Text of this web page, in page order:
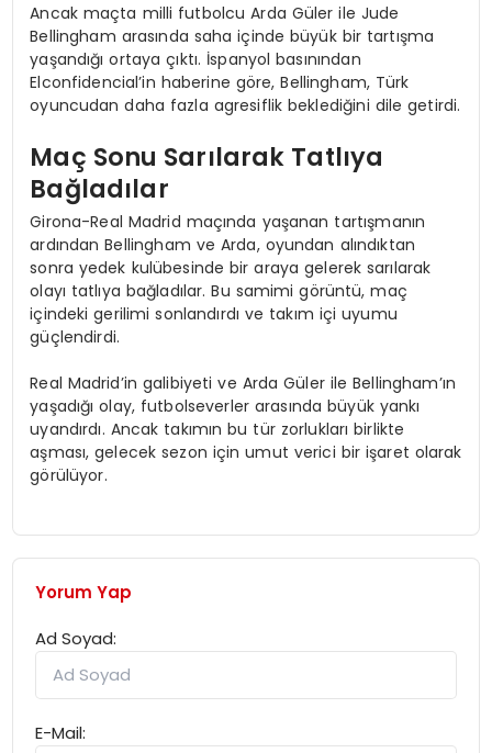
Ancak maçta milli futbolcu Arda Güler ile Jude
Bellingham arasında saha içinde büyük bir tartışma
yaşandığı ortaya çıktı. İspanyol basınından
Elconfidencial’in haberine göre, Bellingham, Türk
oyuncudan daha fazla agresiflik beklediğini dile getirdi.
Maç Sonu Sarılarak Tatlıya
Bağladılar
Girona-Real Madrid maçında yaşanan tartışmanın
ardından Bellingham ve Arda, oyundan alındıktan
sonra yedek kulübesinde bir araya gelerek sarılarak
olayı tatlıya bağladılar. Bu samimi görüntü, maç
içindeki gerilimi sonlandırdı ve takım içi uyumu
güçlendirdi.
Real Madrid’in galibiyeti ve Arda Güler ile Bellingham’ın
yaşadığı olay, futbolseverler arasında büyük yankı
uyandırdı. Ancak takımın bu tür zorlukları birlikte
aşması, gelecek sezon için umut verici bir işaret olarak
görülüyor.
Yorum Yap
Ad Soyad:
E-Mail: